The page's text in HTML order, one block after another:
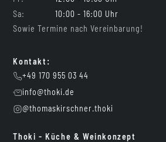
Sa:
10:00 - 16:00 Uhr
Sowie Termine nach Vereinbarung!
Kontakt:
+49 170 955 03 44
info@thoki.de
@thomaskirschner.thoki
Thoki - Küche & Weinkonzept